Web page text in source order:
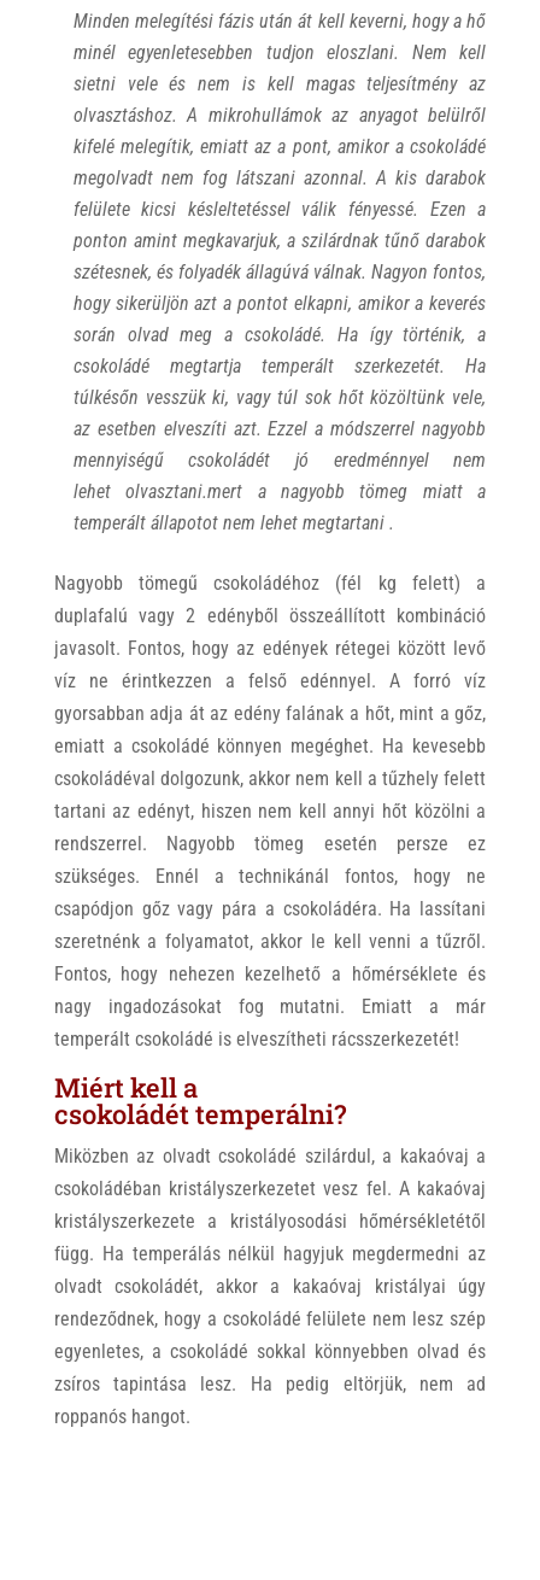
Minden melegítési fázis után át kell keverni, hogy a hő
minél egyenletesebben tudjon eloszlani. Nem kell
sietni vele és nem is kell magas teljesítmény az
olvasztáshoz. A mikrohullámok az anyagot belülről
kifelé melegítik, emiatt az a pont, amikor a csokoládé
megolvadt nem fog látszani azonnal. A kis darabok
felülete kicsi késleltetéssel válik fényessé. Ezen a
ponton amint megkavarjuk, a szilárdnak tűnő darabok
szétesnek, és folyadék állagúvá válnak. Nagyon fontos,
hogy sikerüljön azt a pontot elkapni, amikor a keverés
során olvad meg a csokoládé. Ha így történik, a
csokoládé megtartja temperált szerkezetét. Ha
túlkésőn vesszük ki, vagy túl sok hőt közöltünk vele,
az esetben elveszíti azt. Ezzel a módszerrel nagyobb
mennyiségű csokoládét jó eredménnyel nem
lehet olvasztani.mert a nagyobb tömeg miatt a
temperált állapotot nem lehet megtartani .
Nagyobb tömegű csokoládéhoz (fél kg felett) a
duplafalú vagy 2 edényből összeállított kombináció
javasolt. Fontos, hogy az edények rétegei között levő
víz ne érintkezzen a felső edénnyel. A forró víz
gyorsabban adja át az edény falának a hőt, mint a gőz,
emiatt a csokoládé könnyen megéghet. Ha kevesebb
csokoládéval dolgozunk, akkor nem kell a tűzhely felett
tartani az edényt, hiszen nem kell annyi hőt közölni a
rendszerrel. Nagyobb tömeg esetén persze ez
szükséges. Ennél a technikánál fontos, hogy ne
csapódjon gőz vagy pára a csokoládéra. Ha lassítani
szeretnénk a folyamatot, akkor le kell venni a tűzről.
Fontos, hogy nehezen kezelhető a hőmérséklete és
nagy ingadozásokat fog mutatni. Emiatt a már
temperált csokoládé is elveszítheti rácsszerkezetét!
Miért kell a
csokoládét temperálni?
Miközben az olvadt csokoládé szilárdul, a kakaóvaj a
csokoládéban kristályszerkezetet vesz fel. A kakaóvaj
kristályszerkezete a kristályosodási hőmérsékletétől
függ. Ha temperálás nélkül hagyjuk megdermedni az
olvadt csokoládét, akkor a kakaóvaj kristályai úgy
rendeződnek, hogy a csokoládé felülete nem lesz szép
egyenletes, a csokoládé sokkal könnyebben olvad és
zsíros tapintása lesz. Ha pedig eltörjük, nem ad
roppanós hangot.